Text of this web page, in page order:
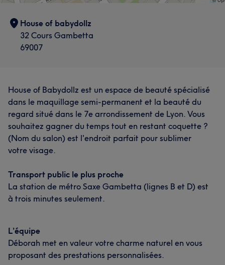
House of babydollz
32 Cours Gambetta
69007
House of Babydollz est un espace de beauté spécialisé
dans le maquillage semi-permanent et la beauté du
regard situé dans le 7e arrondissement de Lyon. Vous
souhaitez gagner du temps tout en restant coquette ?
(Nom du salon) est l'endroit parfait pour sublimer
votre visage.
Transport public le plus proche
La station de métro Saxe Gambetta (lignes B et D) est
à trois minutes seulement.
L’équipe
Déborah met en valeur votre charme naturel en vous
proposant des prestations personnalisées.